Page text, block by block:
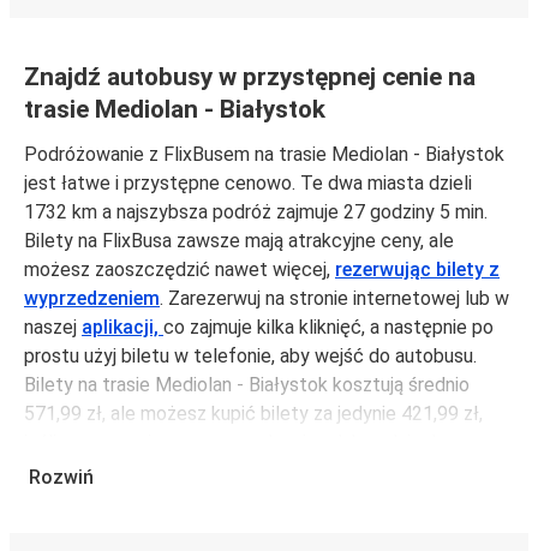
Znajdź autobusy w przystępnej cenie na
trasie Mediolan - Białystok
Podróżowanie z FlixBusem na trasie Mediolan - Białystok
jest łatwe i przystępne cenowo. Te dwa miasta dzieli
1732 km a najszybsza podróż zajmuje 27 godziny 5 min.
Bilety na FlixBusa zawsze mają atrakcyjne ceny, ale
możesz zaoszczędzić nawet więcej, rezerwując bilety z
wyprzedzeniem. Zarezerwuj na stronie internetowej lub w
naszej aplikacji, co zajmuje kilka kliknięć, a następnie po
prostu użyj biletu w telefonie, aby wejść do autobusu.
Bilety na trasie Mediolan - Białystok kosztują średnio
571,99 zł, ale możesz kupić bilety za jedynie 421,99 zł,
unikając weekendów i świąt. Aby podróżować szybko,
Rozwiń